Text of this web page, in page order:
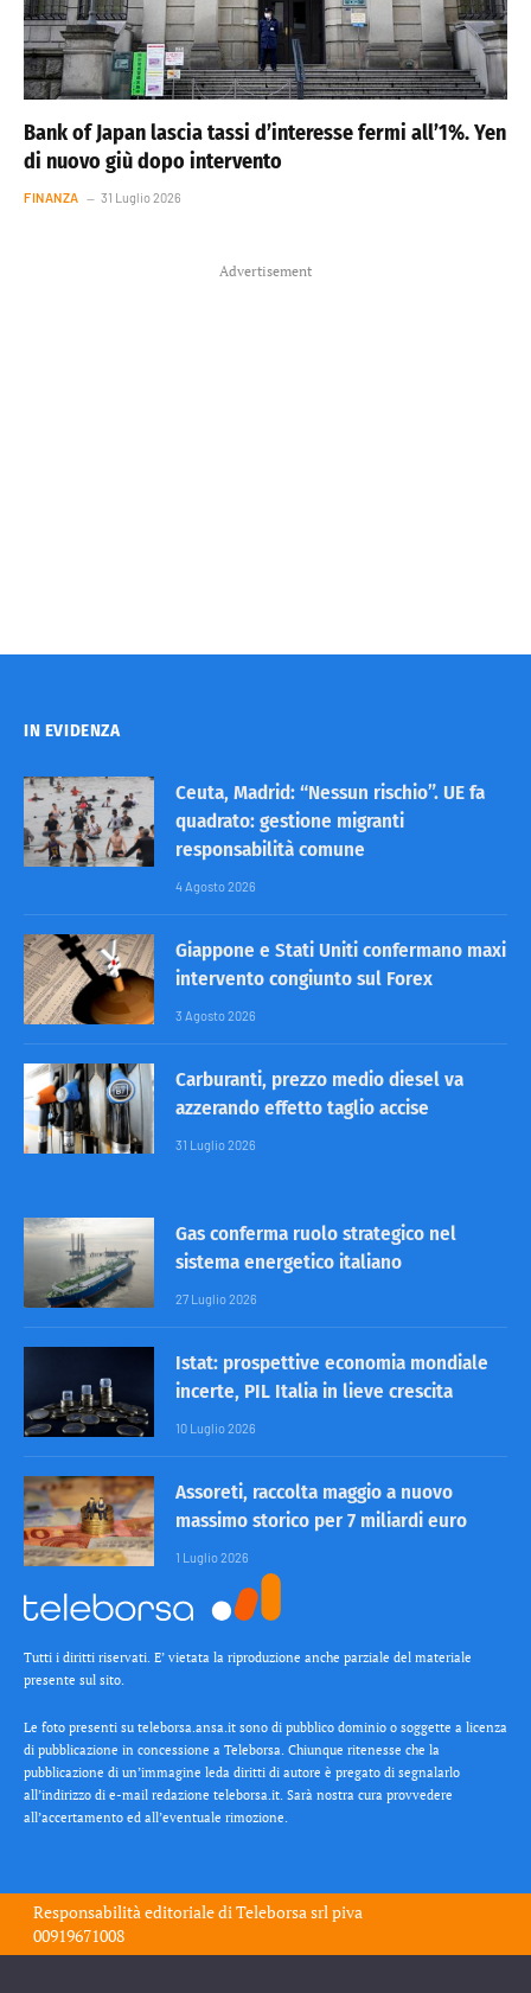
Bank of Japan lascia tassi d’interesse fermi all’1%. Yen
di nuovo giù dopo intervento
FINANZA 31 Luglio 2026
Advertisement
IN EVIDENZA
Ceuta, Madrid: “Nessun rischio”. UE fa
quadrato: gestione migranti
responsabilità comune
4 Agosto 2026
Giappone e Stati Uniti confermano maxi
intervento congiunto sul Forex
3 Agosto 2026
Carburanti, prezzo medio diesel va
azzerando effetto taglio accise
31 Luglio 2026
Gas conferma ruolo strategico nel
sistema energetico italiano
27 Luglio 2026
Istat: prospettive economia mondiale
incerte, PIL Italia in lieve crescita
10 Luglio 2026
Assoreti, raccolta maggio a nuovo
massimo storico per 7 miliardi euro
1 Luglio 2026
Tutti i diritti riservati. E’ vietata la riproduzione anche parziale del materiale
presente sul sito.
Le foto presenti su teleborsa.ansa.it sono di pubblico dominio o soggette a licenza
di pubblicazione in concessione a Teleborsa. Chiunque ritenesse che la
pubblicazione di un’immagine leda diritti di autore è pregato di segnalarlo
all’indirizzo di e-mail redazione teleborsa.it. Sarà nostra cura provvedere
all’accertamento ed all’eventuale rimozione.
Responsabilità editoriale diTeleborsa srlpiva
00919671008